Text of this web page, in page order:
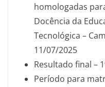
homologadas
Docência da
Tecnológica –
11/07/2025
Resultado final –
Período para